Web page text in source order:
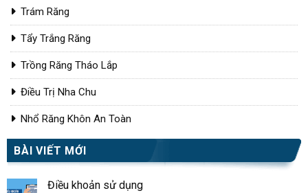
Trám Răng
Tẩy Trắng Răng
Trồng Răng Tháo Lắp
Điều Trị Nha Chu
Nhổ Răng Khôn An Toàn
BÀI VIẾT MỚI
Điều khoản sử dụng